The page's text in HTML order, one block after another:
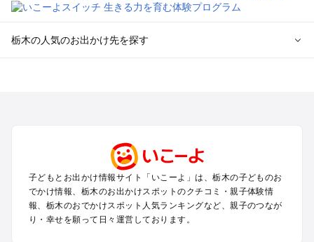
栃木の人気のお出かけ先を探す
小山・栃木・鹿沼周辺のプールお出かけ
熊谷・太田・足利・古河のプールお出かけ
塩原・矢板・大田原・西那須野のプールお出かけ
鬼怒川・川治・湯西川・川俣のプールお出かけ
真岡・益子・茂木・馬頭のプールお出かけ
子どもとお出かけ情報サイト「いこーよ」は、栃木の子どものお
でかけ情報、栃木のお出かけスポットのクチコミ・親子体験情
報、栃木のおでかけスポット人気ランキングなど、親子のつなが
り・幸せを願って日々運営しております。